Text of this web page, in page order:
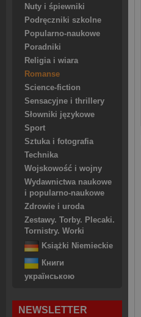
Nuty i śpiewniki
Podręczniki szkolne
Popularno-naukowe
Poradniki
Religia i wiara
Romanse
Science-fiction
Sensacyjne i thrillery
Słowniki językowe
Sport
Sztuka i fotografia
Technika
Wojskowość i wojny
Wydawnictwa naukowe
i popularno-naukowe
Zdrowie i uroda
Zestawy. Torby. Plecaki.
Tornistry. Worki
Książki Niemieckie
Книги
українською
NEWSLETTER